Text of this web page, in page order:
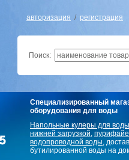
авторизация / регистрация
Поиск:
Специализированный
оборудования для воды
Напольные кулеры для воды
нижней загрузкой,
водопроводной воды,
бутилированной воды на